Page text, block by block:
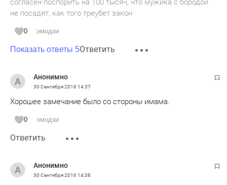
согласен поспорить на 100 тысяч, что мужика с бородой
не посадят, как того треубет закон
0 эмодзи
Показать ответы 5Ответить
Анонимно
30 Сентября 2016 14:37
Хорошее замечание было со стороны имама.
0 эмодзи
Ответить
Анонимно
30 Сентября 2016 14:38